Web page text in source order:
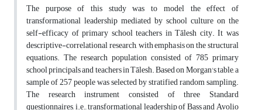
The purpose of this study was to model the effect of
transformational leadership mediated by school culture on the
self-efficacy of primary school teachers in Tālesh city. It was
descriptive-correlational research, with emphasis on the structural
equations. The research population consisted of 785 primary
school principals and teachers in Tālesh. Based on Morgan's table, a
sample of 257 people was selected by stratified random sampling.
The research instrument consisted of three Standard